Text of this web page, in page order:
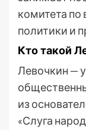
комитета
политики и
Кто такой
Левочкин —
из
«Слуга